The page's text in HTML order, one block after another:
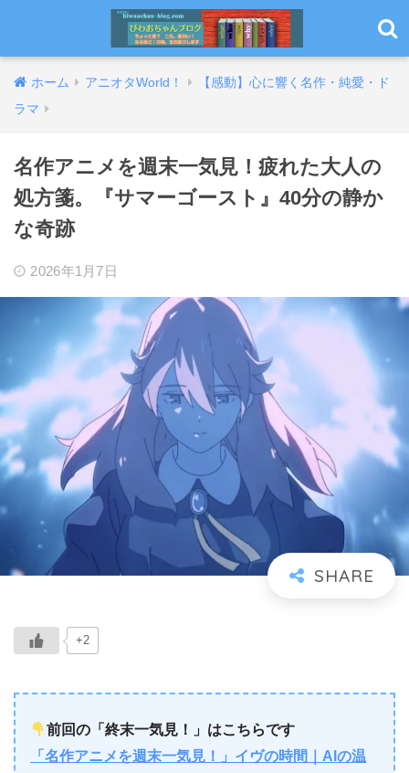
ホーム アニオタWorld！
【感動】心に響く名作・純愛・ド
ラマ
名作アニメを週末一気見！疲れた大人の
処方箋。『サマーゴースト』40分の静か
な奇跡
2026年1月7日
+2
前回の「終末一気見！」はこちらです
「名作アニメを週末一気見！」イヴの時間｜AIの温